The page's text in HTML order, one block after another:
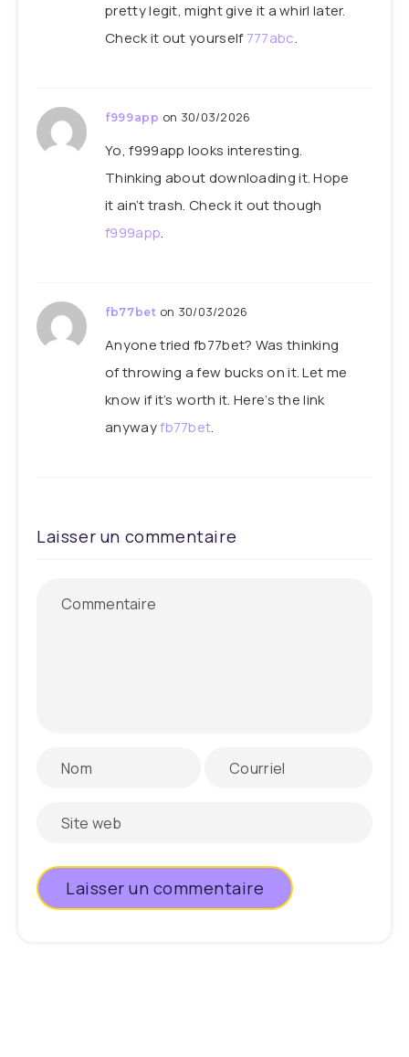
pretty legit, might give it a whirl later.
Check it out yourself777abc.
f999app on 30/03/2026
Yo, f999app looks interesting.
Thinking about downloading it. Hope
it ain’t trash. Check it out though
f999app.
fb77bet on 30/03/2026
Anyone tried fb77bet? Was thinking
of throwing a few bucks on it. Let me
know if it’s worth it. Here’s the link
anywayfb77bet.
Laisser un commentaire